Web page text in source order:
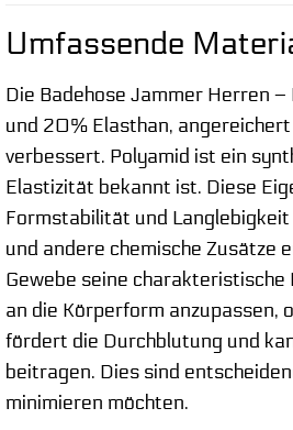
Umfassende
Die Badehose Jammer Herren
und 20% Elasthan,
verbessert. Polyamid ist ein
Elastizität bekannt ist. Diese
Formstabilität und
und andere chemische Zusätze
Gewebe seine
an die Körperform anzupassen,
fördert die Durchblutung und
beitragen. Dies sind
minimieren möchten.